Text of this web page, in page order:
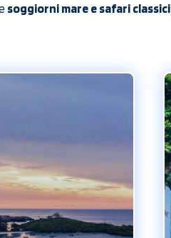
soggiorni mare e safari classici